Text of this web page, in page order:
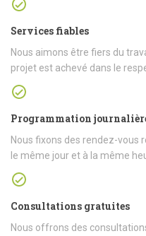
Services fiables
Nous aimons être fiers du
projet est achevé dans le
Programmation
Nous fixons des rendez-vous
le même jour et à la même
Consultations gratuites
Nous offrons des